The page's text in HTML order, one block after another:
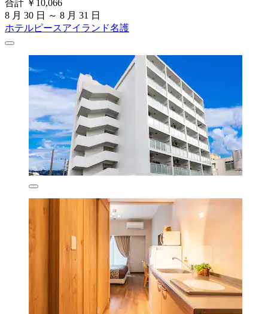
合計 ￥10,066
8 月 30 日 ～ 8 月 31 日
ホテルピースアイランド名護